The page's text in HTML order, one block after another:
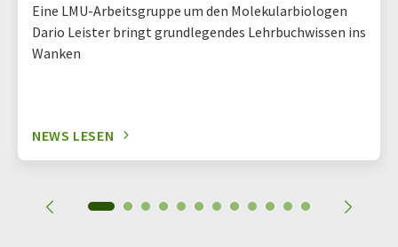
Eine LMU-Arbeitsgruppe um den Molekularbiologen
Dario Leister bringt grundlegendes Lehrbuchwissen ins
Wanken
NEWS LESEN